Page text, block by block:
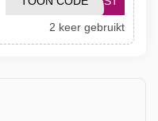
2 keer gebruikt